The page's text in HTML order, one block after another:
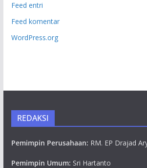
Feed entri
Feed komentar
WordPress.org
REDAKSI
Pemimpin Perusahaan: RM. EP Drajad
Pemimpin Umum: Sri Hartanto